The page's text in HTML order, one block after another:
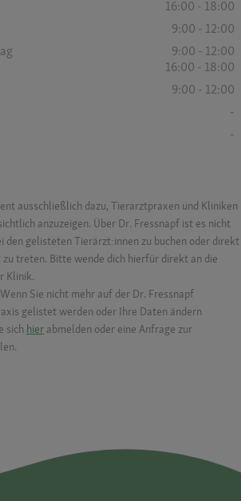
16:00 - 18:00
9:00 - 12:00
9:00 - 12:00
16:00 - 18:00
9:00 - 12:00
-
-
ausschließlich dazu, Tierarztpraxen und Kliniken
anzuzeigen. Über Dr. Fressnapf ist es nicht
den gelisteten Tierärzt:innen zu buchen oder direkt
treten. Bitte wende dich hierfür direkt an die
Klinik.
Wenn Sie nicht mehr auf der Dr. Fressnapf
gelistet werden oder Ihre Daten ändern
sich hier abmelden oder eine Anfrage zur